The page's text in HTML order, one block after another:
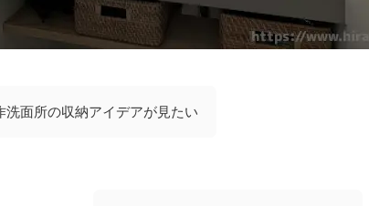
洗面所の収納アイデアが見たい